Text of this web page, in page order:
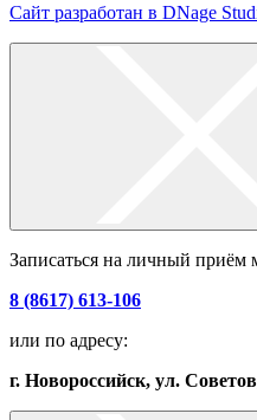
Сайт разработан в DNage
Записаться на личный приём
8 (8617) 613-106
или по адресу:
г. Новороссийск, ул.